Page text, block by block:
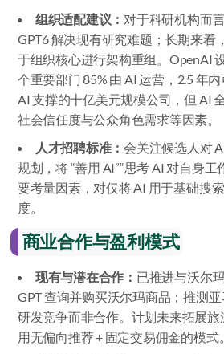
组织适配建议： 对于科研机构而
GPT6 解决现有研究难题；长期来看
于组织核心进行架构重组。OpenAI
个重要部门 85% 由 AI 运营，2.5 年
AI 支撑的十亿美元规模公司，但 AI
社会信任度与公众角色需求等因素。
人才招聘标准：会关注候选人对
规划，将 “善用 AI”“思考 AI 对自身工
要考量因素，对仅将 AI 用于基础搜
度。
商业合作与盈利模式
现有与潜在合作： 已推进与沃尔
GPT 查询并购买沃尔玛商品；推测
研发竞争而非合作。计划未来拓展
用无偏向推荐 + 固定交易佣金的模式。